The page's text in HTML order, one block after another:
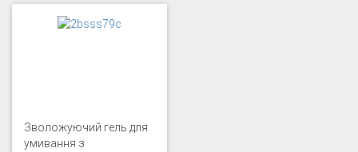
Зволожуючий гель для
умивання з